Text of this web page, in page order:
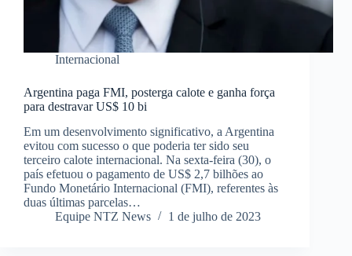
Internacional
Argentina paga FMI, posterga calote e ganha força
para destravar US$ 10 bi
Em um desenvolvimento significativo, a Argentina
evitou com sucesso o que poderia ter sido seu
terceiro calote internacional. Na sexta-feira (30), o
país efetuou o pagamento de US$ 2,7 bilhões ao
Fundo Monetário Internacional (FMI), referentes às
duas últimas parcelas…
Equipe NTZ News
1 de julho de 2023